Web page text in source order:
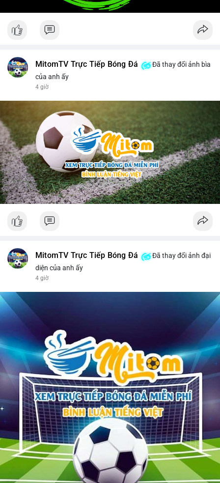
MitomTV Trực Tiếp Bóng Đá
Đã thay đổi ảnh bìa
của anh ấy
4 giờ
MitomTV Trực Tiếp Bóng Đá
Đã thay đổi ảnh đại
diện của anh ấy
4 giờ